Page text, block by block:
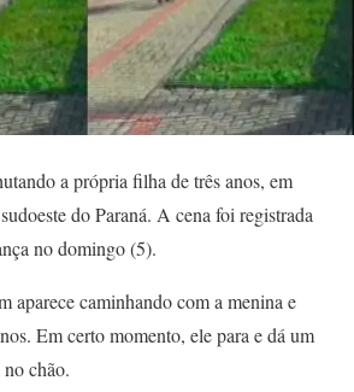
a própria filha de três anos, em
do Paraná. A cena foi registrada
no domingo (5).
aparece caminhando com a menina e
Em certo momento, ele para e dá um
chão.